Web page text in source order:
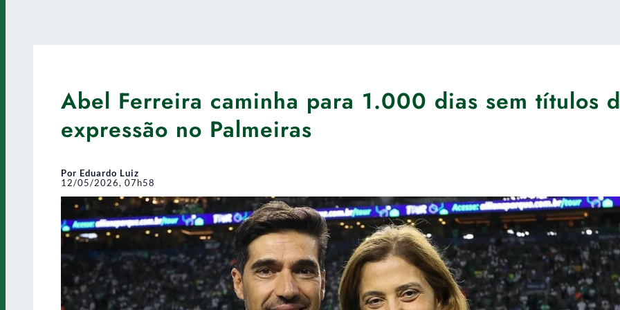
Abel Ferreira caminha para 1.000 dias sem títulos
expressão no Palmeiras
Por Eduardo Luiz
12/05/2026, 07h58